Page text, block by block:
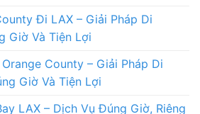
Đi LAX – Giải Pháp Di
Giờ Và Tiện Lợi
County – Giải Pháp Di
Giờ Và Tiện Lợi
LAX – Dịch Vụ Đúng Giờ, Riêng